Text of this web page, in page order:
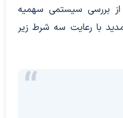
۱۴۰۵ هستند، از بررسی سیستمی سهمیه
با رعایت سه شرط زیر